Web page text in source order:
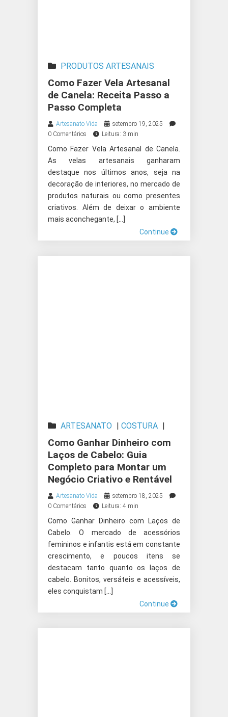
PRODUTOS ARTESANAIS
Como Fazer Vela Artesanal
de Canela: Receita Passo a
Passo Completa
Artesanato Vida
setembro 19, 2025
0 Comentários
Leitura: 3 min
Como Fazer Vela Artesanal de Canela.
As velas artesanais ganharam
destaque nos últimos anos, seja na
decoração de interiores, no mercado de
produtos naturais ou como presentes
criativos. Além de deixar o ambiente
mais aconchegante, […]
Continue
ARTESANATO | COSTURA |
PRODUTOS ARTESANAIS
Como Ganhar Dinheiro com
Laços de Cabelo: Guia
Completo para Montar um
Negócio Criativo e Rentável
Artesanato Vida
setembro 18, 2025
0 Comentários
Leitura: 4 min
Como Ganhar Dinheiro com Laços de
Cabelo. O mercado de acessórios
femininos e infantis está em constante
crescimento, e poucos itens se
destacam tanto quanto os laços de
cabelo. Bonitos, versáteis e acessíveis,
eles conquistam […]
Continue